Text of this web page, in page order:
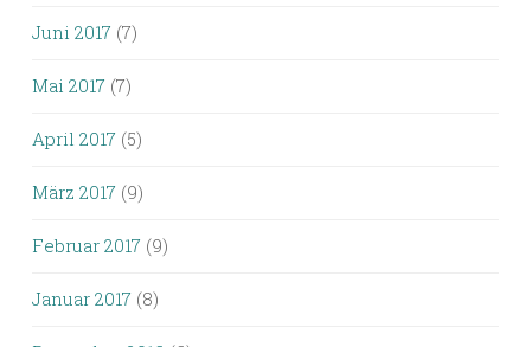
Juni 2017 (7)
Mai 2017 (7)
April 2017 (5)
März 2017 (9)
Februar 2017 (9)
Januar 2017 (8)